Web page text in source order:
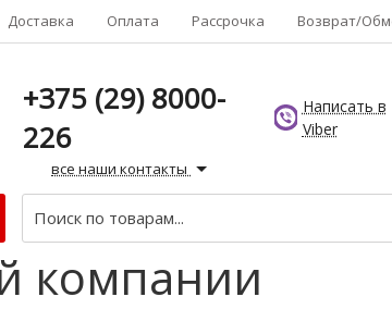
Доставка Оплата Рассрочка Возврат/
+375 (29) 8000-
226
все наши контакты
Написать в
Viber
компании